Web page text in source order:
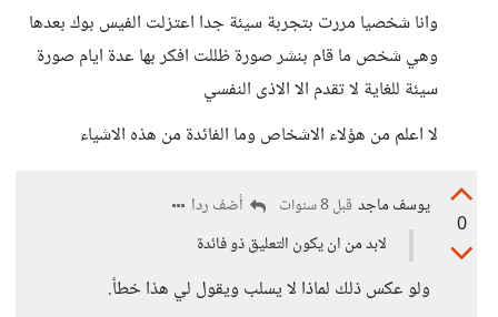
وانا شخصيا مررت بتجربة سيئة جدا اعتزلت الفيس بوك بعدها
وهي شخص ما قام بنشر صورة ظللت افكر بها عدة ايام صورة
سيئة للغاية لا تقدم الا الاذى النفسي
لا اعلم من هؤلاء الاشخاص وما الفائدة من هذه الاشياء
0
يوسف ماجد قبل 8 سنوات
أضف ردا
لابد من ان يكون التعليق ذو فائدة
ولو عكس ذلك لماذا لا يسلب ويقول لي هذا خطأ.